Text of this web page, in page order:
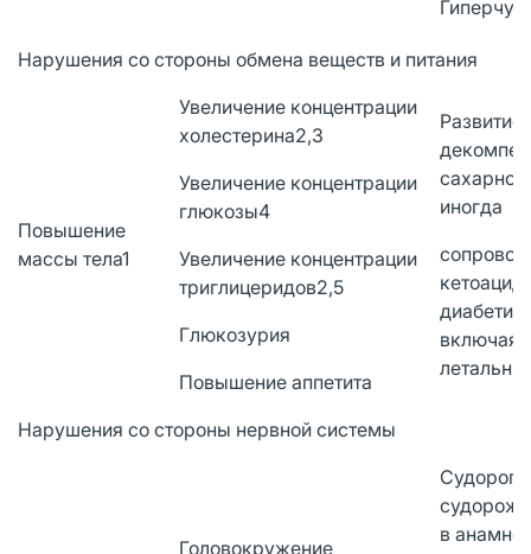
Нарушения со стороны обмена веществ и питания
Повышение
массы тела1
Увеличение концентрации
холестерина2,3
Увеличение концентрации
глюкозы4
Увеличение концентрации
триглицеридов2,5
Глюкозурия
Повышение аппетита
Развитие
иногда
включая
Нарушения со стороны нервной системы
Головокружение
в